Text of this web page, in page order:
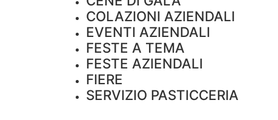
COLAZIONI AZIENDALI
EVENTI AZIENDALI
FESTE A TEMA
FESTE AZIENDALI
FIERE
SERVIZIO PASTICCERIA